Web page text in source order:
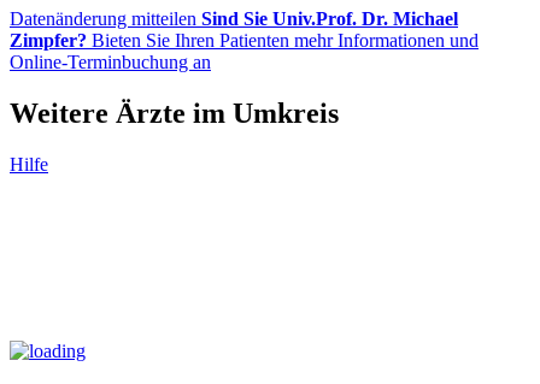
Datenänderung mitteilen Sind Sie Univ.Prof. Dr. Michael
Zimpfer? Bieten Sie Ihren Patienten mehr Informationen und
Online-Terminbuchung an
Weitere Ärzte im Umkreis
Hilfe